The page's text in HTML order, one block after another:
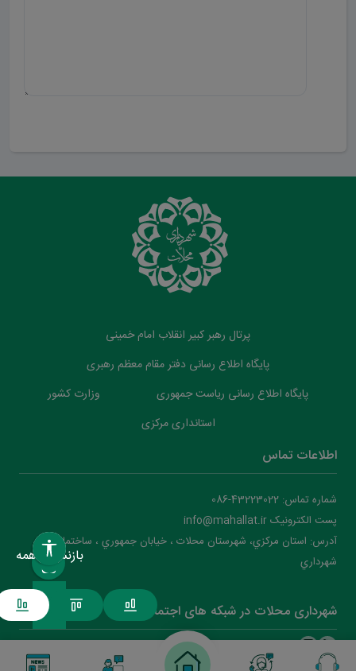
پرتال رهبر کبیر انقلاب امام خمینی
پایگاه اطلاع رسانی دفتر مقام معظم رهبری
پایگاه اطلاع رسانی ریاست جمهوری
وزارت کشور
استانداری مرکزی
اطلاعات تماس
شماره تماس: 43223022-086
پست الکترونیک info@mahallat.ir
آدرس: استان مرکزي، شهرستان محلات ‌‌‌، خيابان جمهوري ، ساختمان
شهرداري
شهرداری محلات در شبکه های اجتماعی
بازنشانی همه